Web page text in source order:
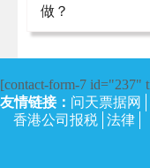
做？
[contact-form-7
友情链接： 问天票据网
香港公司报税 法律